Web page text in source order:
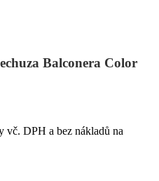
Balconera Color
DPH a bez nákladů na